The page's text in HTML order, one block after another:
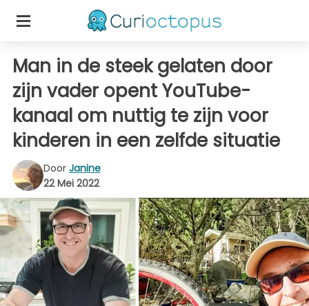
Man in de steek gelaten door
zijn vader opent YouTube-
kanaal om nuttig te zijn voor
kinderen in een zelfde situatie
Door Janine
22 Mei 2022